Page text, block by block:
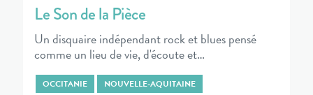
Le Son de la Pièce
Un disquaire indépendant rock et blues pensé
comme un lieu de vie, d'écoute et…
OCCITANIE
NOUVELLE-AQUITAINE